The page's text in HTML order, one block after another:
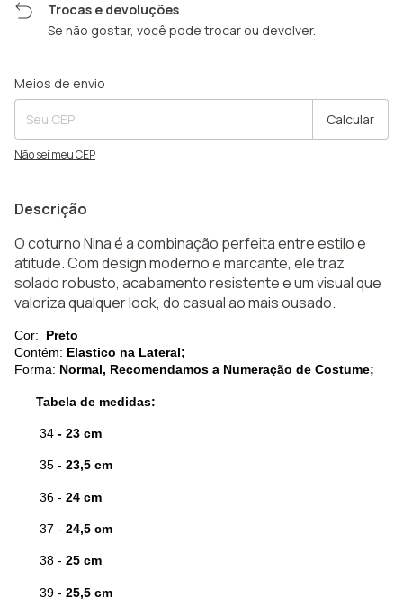
Trocas e devoluções
Se não gostar, você pode trocar ou devolver.
Entregas para o CEP:
Meios de envio
Calcular
Não sei meu CEP
Descrição
O coturno Nina é a combinação perfeita entre estilo e
atitude. Com design moderno e marcante, ele traz
solado robusto, acabamento resistente e um visual que
valoriza qualquer look, do casual ao mais ousado.
Cor:
Preto
Contém: Elastico na Lateral;
Forma: Normal, Recomendamos a Numeração de Costume;
Tabela de medidas:
34 - 23 cm
35 - 23,5 cm
36 - 24 cm
37 - 24,5 cm
38 - 25 cm
39 - 25,5 cm